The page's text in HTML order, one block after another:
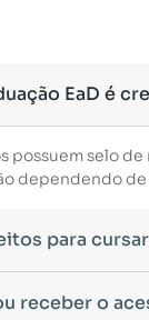
EaD é
possuem selo
dependendo
para
de pós-
receber o